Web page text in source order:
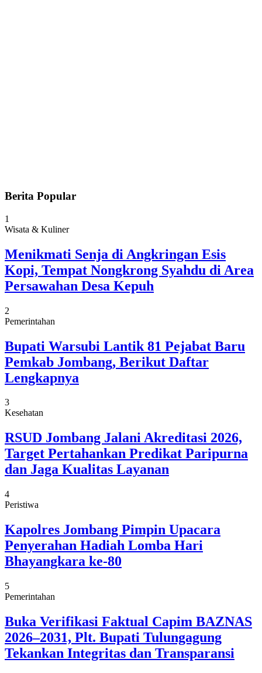
Berita Popular
1
Wisata & Kuliner
Menikmati Senja di Angkringan Esis
Kopi, Tempat Nongkrong Syahdu di Area
Persawahan Desa Kepuh
2
Pemerintahan
Bupati Warsubi Lantik 81 Pejabat Baru
Pemkab Jombang, Berikut Daftar
Lengkapnya
3
Kesehatan
RSUD Jombang Jalani Akreditasi 2026,
Target Pertahankan Predikat Paripurna
dan Jaga Kualitas Layanan
4
Peristiwa
Kapolres Jombang Pimpin Upacara
Penyerahan Hadiah Lomba Hari
Bhayangkara ke-80
5
Pemerintahan
Buka Verifikasi Faktual Capim BAZNAS
2026–2031, Plt. Bupati Tulungagung
Tekankan Integritas dan Transparansi